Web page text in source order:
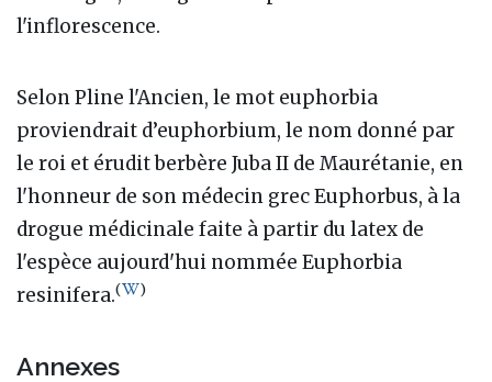
l'inflorescence.
Selon Pline l'Ancien, le mot euphorbia
proviendrait d’euphorbium, le nom donné par
le roi et érudit berbère Juba II de Maurétanie, en
l'honneur de son médecin grec Euphorbus, à la
drogue médicinale faite à partir du latex de
l'espèce aujourd'hui nommée Euphorbia
resinifera.( )
Annexes